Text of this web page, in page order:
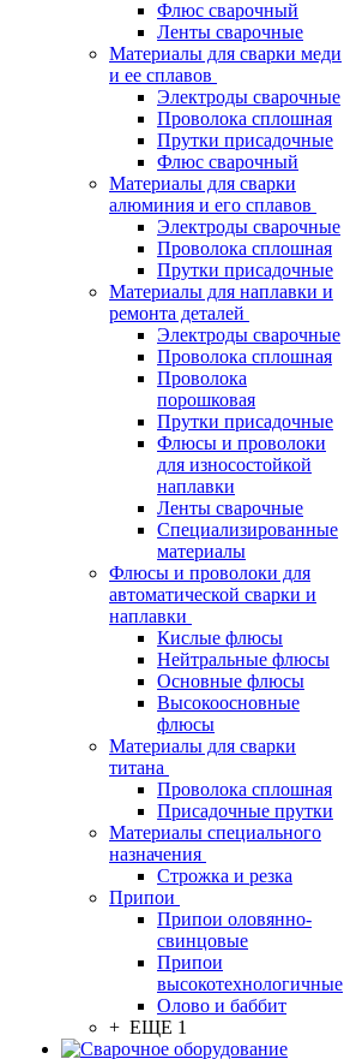
Флюс сварочный
Ленты сварочные
Материалы для сварки меди
и ее сплавов
Электроды сварочные
Проволока сплошная
Прутки присадочные
Флюс сварочный
Материалы для сварки
алюминия и его сплавов
Электроды сварочные
Проволока сплошная
Прутки присадочные
Материалы для наплавки и
ремонта деталей
Электроды сварочные
Проволока сплошная
Проволока
порошковая
Прутки присадочные
Флюсы и проволоки
для износостойкой
наплавки
Ленты сварочные
Специализированные
материалы
Флюсы и проволоки для
автоматической сварки и
наплавки
Кислые флюсы
Нейтральные флюсы
Основные флюсы
Высокоосновные
флюсы
Материалы для сварки
титана
Проволока сплошная
Присадочные прутки
Материалы специального
назначения
Строжка и резка
Припои
Припои оловянно-
свинцовые
Припои
высокотехнологичные
Олово и баббит
+ ЕЩЕ 1